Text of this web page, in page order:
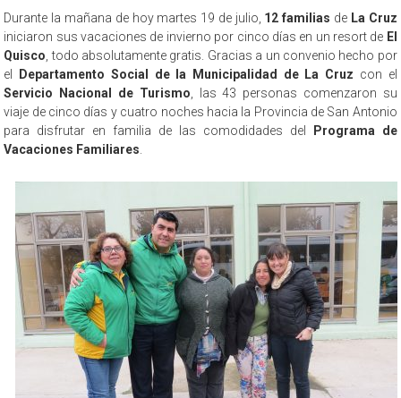
Durante la mañana de hoy martes 19 de julio, 12 familias de La Cruz
iniciaron sus vacaciones de invierno por cinco días en un resort de El
Quisco , todo absolutamente gratis. Gracias a un convenio hecho por
el
Departamento Social de la Municipalidad de La Cruz con el
Servicio Nacional de Turismo , las 43 personas comenzaron su
viaje de cinco días y cuatro noches hacia la Provincia de San Antonio
para disfrutar en familia de las comodidades del
Programa de
Vacaciones Familiares